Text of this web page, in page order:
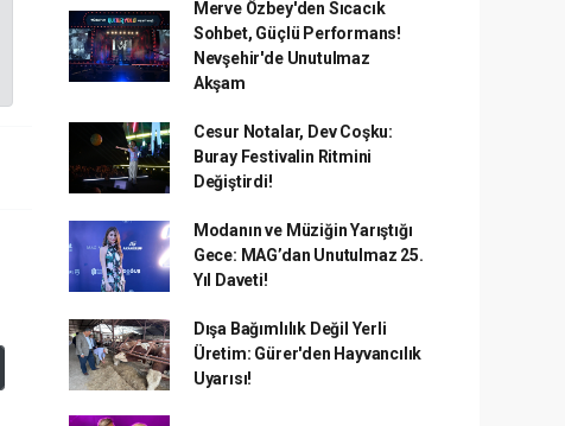
Merve Özbey'den Sıcacık
Sohbet, Güçlü Performans!
Nevşehir'de Unutulmaz
Akşam
Cesur Notalar, Dev Coşku:
Buray Festivalin Ritmini
Değiştirdi!
Modanın ve Müziğin Yarıştığı
Gece: MAG’dan Unutulmaz 25.
Yıl Daveti!
Dışa Bağımlılık Değil Yerli
Üretim: Gürer'den Hayvancılık
Uyarısı!